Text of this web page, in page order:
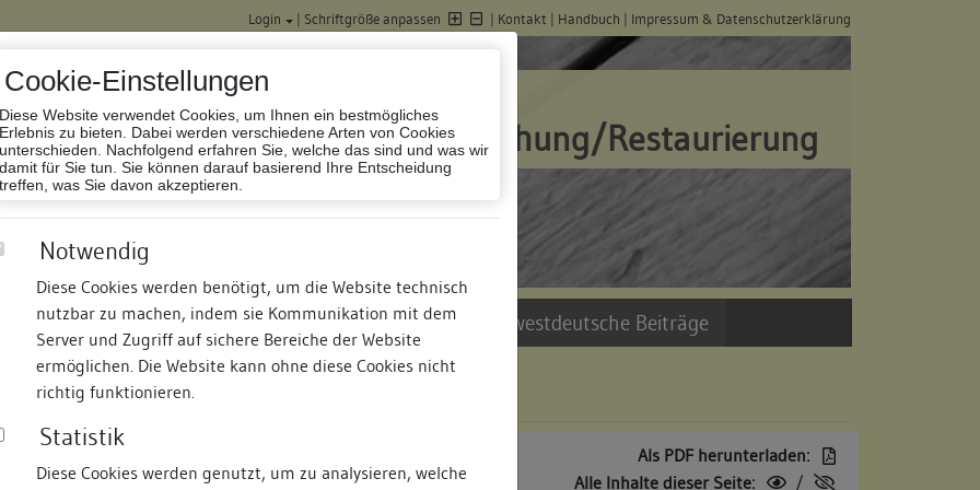
Cookie-Einstellungen
Diese Website verwendet Cookies, um Ihnen ein bestmögliches
Erlebnis zu bieten. Dabei werden verschiedene Arten von Cookies
unterschieden. Nachfolgend erfahren Sie, welche das sind und was wir
damit für Sie tun. Sie können darauf basierend Ihre Entscheidung
treffen, was Sie davon akzeptieren.
Notwendig
Diese Cookies werden benötigt, um die Website technisch
nutzbar zu machen, indem sie Kommunikation mit dem
Server und Zugriff auf sichere Bereiche der Website
ermöglichen. Die Website kann ohne diese Cookies nicht
richtig funktionieren.
Statistik
Diese Cookies werden genutzt, um zu analysieren, welche
Login | Schriftgröße anpassen | Kontakt | Handbuch | Impressum & Datenschutzerklärung
Datenbank Bauforschung/Restaurierung
Termine Suche Freie Bauforscher:innen Südwestdeutsche Beiträge
Als PDF herunterladen:
Alle Inhalte dieser Seite:
/